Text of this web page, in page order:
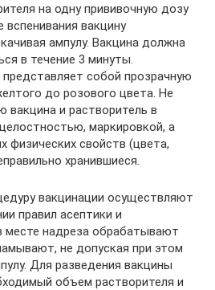
на одну прививочную дозу
вакцину
ампулу. Вакцина должна
в течение 3 минуты.
собой прозрачную
до розового цвета. Не
вакцина и растворитель в
маркировкой, а
физических свойств (цвета,
хранившиеся.
вакцинации осуществляют
правил асептики и
месте надреза обрабатывают
не допуская при этом
Для разведения вакцины
объем растворителя и